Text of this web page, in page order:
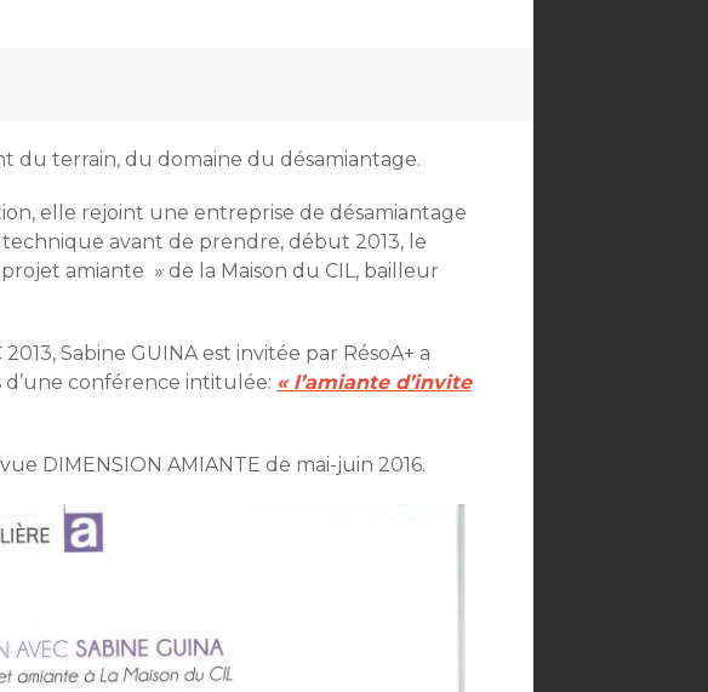
du terrain, du domaine du désamiantage.
elle rejoint une entreprise de désamiantage
avant de prendre, début 2013, le
amiante » de la Maison du CIL, bailleur
Sabine GUINA est invitée par RésoA+ a
conférence intitulée: « l’amiante d’invite
DIMENSION AMIANTE de mai-juin 2016.